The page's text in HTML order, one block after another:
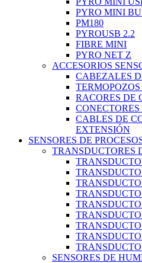
PYRO MINI
PM180
PYROUSB 2.2
FIBRE MINI
PYRO NET Z
ACCESORIOS
CABEZALES
RACORES DE
CABLES DE
EXTENSIÓN
SENSORES DE
TRANSDUCTORES
SENSORES DE